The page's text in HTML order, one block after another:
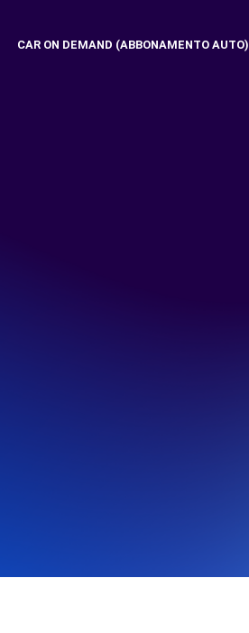
CAR ON DEMAND (ABBONAMENTO AUTO)